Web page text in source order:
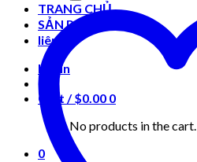
TRANG CHỦ
SẢN PHẨM
liên hệ
Login
Cart /$0.00 0
No products in the cart.
0